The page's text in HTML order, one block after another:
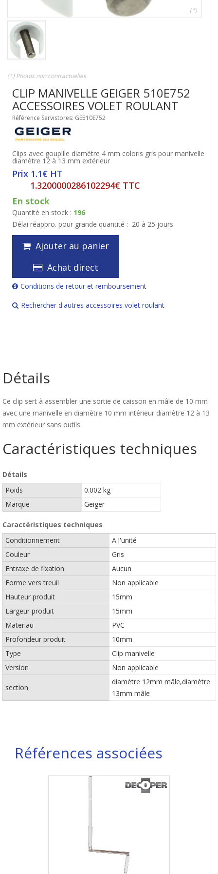
(*)
(*) Photos non contractuelles
CLIP MANIVELLE GEIGER 510E752
ACCESSOIRES VOLET ROULANT
Référence Servistores: GE510E752
Clips avec goupille diamètre 4 mm coloris gris pour manivelle
diamètre 12 à 13 mm extérieur
Prix 1.1€ HT
1.3200000286102294€ TTC
En stock
Quantité en stock : 196
Délai réappro. pour grande quantité : 20 à 25 jours
Ajouter au panier
Achat direct
Conditions de retour et remboursement
Rechercher d'autres accessoires volet roulant
Détails
Ce clip sert à assembler une sortie de caisson en mâle de 10 mm
avec une manivelle en diamètre 10 mm intérieur diamètre 12 à 13
mm extérieur sans outils.
Caractéristiques techniques
Détails
Poids
0.002 kg
Marque
Geiger
Caractéristiques techniques
Conditionnement
A l'unité
Couleur
Gris
Entraxe de fixation
Aucun
Forme vers treuil
Non applicable
Hauteur produit
15mm
Largeur produit
15mm
Materiau
PVC
Profondeur produit
10mm
Type
Clip manivelle
Version
Non applicable
section
diamètre 12mm mâle,diamètre
13mm mâle
Références associées